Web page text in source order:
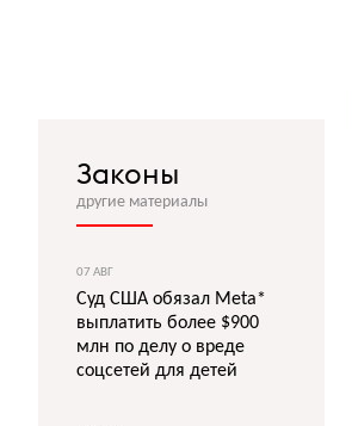
Законы
другие материалы
07 АВГ
Суд США обязал Meta*
выплатить более $900
млн по делу о вреде
соцсетей для детей